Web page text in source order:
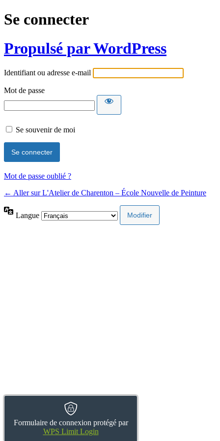
Se connecter
Propulsé par WordPress
Identifiant ou adresse e-mail
Mot de passe
Formulaire de connexion protégé par
WPS Limit Login
Se souvenir de moi
Mot de passe oublié ?
← Aller sur L'Atelier de Charenton – École Nouvelle de Peinture
Langue